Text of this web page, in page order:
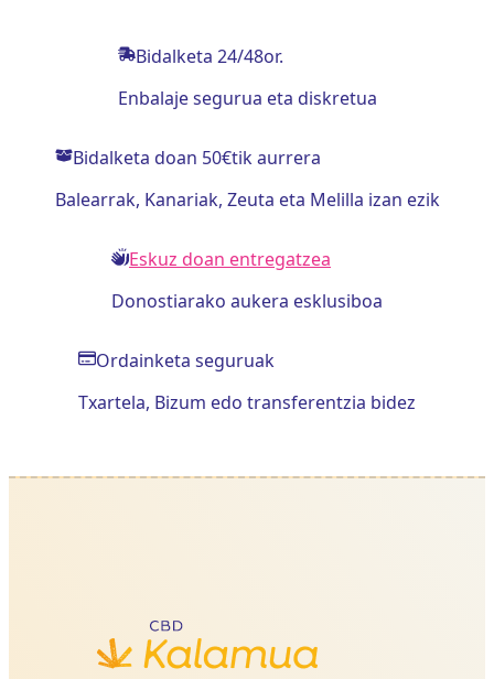
Bidalketa 24/48or.
Enbalaje segurua eta diskretua
Bidalketa doan 50€tik aurrera
Balearrak, Kanariak, Zeuta eta Melilla izan ezik
Eskuz doan entregatzea
Donostiarako aukera esklusiboa
Ordainketa seguruak
Txartela, Bizum edo transferentzia bidez